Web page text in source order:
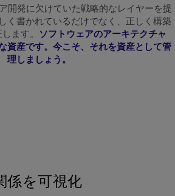
開発に欠けていた戦略的なレイヤーを提
く書かれているだけでなく、正しく構築
ます。 ソフトウェアのアーキテクチャ
資産です。今こそ、それを資産として管
理しましょう。
係を可視化